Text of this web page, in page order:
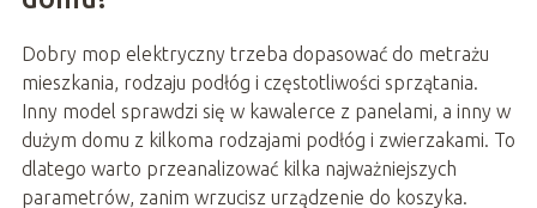
Dobry mop elektryczny trzeba dopasować do metrażu
mieszkania, rodzaju podłóg i częstotliwości sprzątania.
Inny model sprawdzi się w kawalerce z panelami, a inny w
dużym domu z kilkoma rodzajami podłóg i zwierzakami. To
dlatego warto przeanalizować kilka najważniejszych
parametrów, zanim wrzucisz urządzenie do koszyka.